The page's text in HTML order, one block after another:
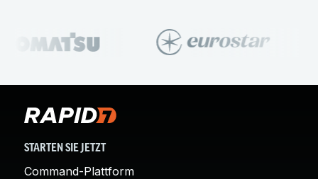
STARTEN SIE JETZT
Command-Plattform